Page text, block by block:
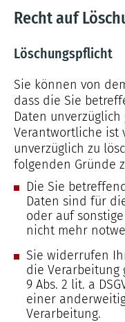
Recht auf
Löschungspflicht
Sie können von
dass die Sie
Daten
Verantwortliche ist
unverzüglich zu
folgenden Gründe
Die Sie
Daten sind für
oder auf
nicht mehr
Sie widerrufen
die Verarbeitung
9 Abs. 2 lit. a
einer
Verarbeitung.